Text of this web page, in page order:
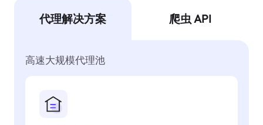
代理解决方案 爬虫 API
高速大规模代理池